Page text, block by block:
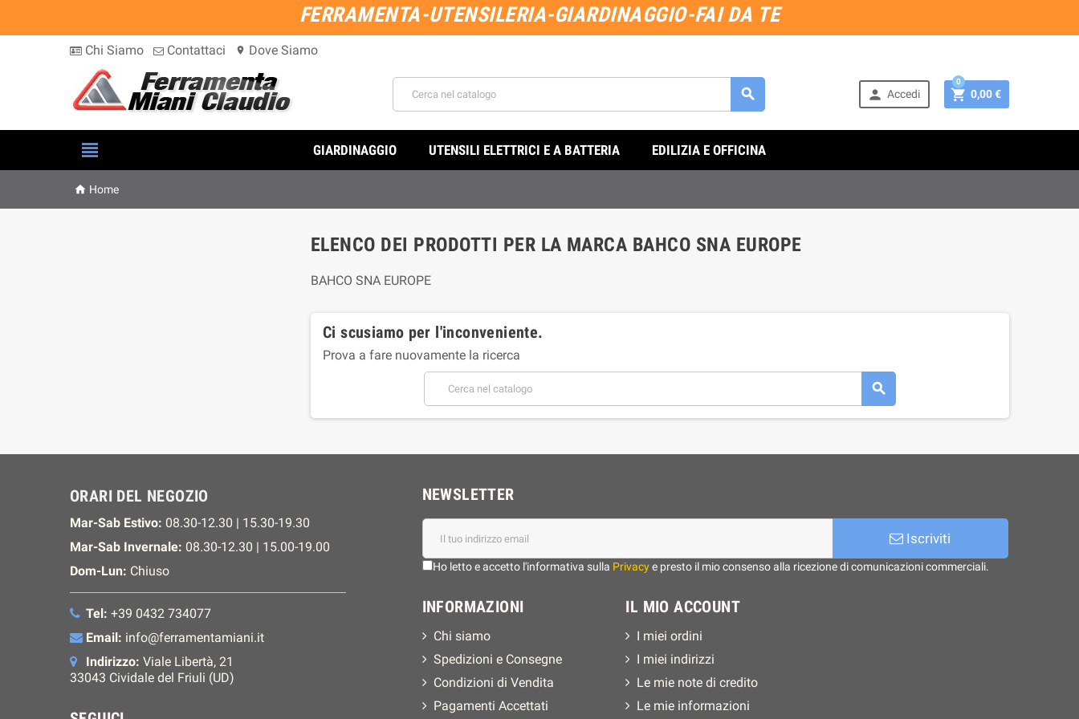
FERRAMENTA-UTENSILERIA-GIARDINAGGIO-FAI DA TE
Chi Siamo Contattaci location_on Dove Siamo
  Accedi  0,00 €
0
 GIARDINAGGIO UTENSILI ELETTRICI E A BATTERIA EDILIZIA E OFFICINA
 Home
ELENCO DEI PRODOTTI PER LA MARCA BAHCO SNA EUROPE
BAHCO SNA EUROPE
Ci scusiamo per l'inconveniente.
Prova a fare nuovamente la ricerca

ORARI DEL NEGOZIO
Mar-Sab Estivo: 08.30-12.30 | 15.30-19.30
Mar-Sab Invernale: 08.30-12.30 | 15.00-19.00
Dom-Lun: Chiuso
Tel: +39 0432 734077
Email: info@ferramentamiani.it
Indirizzo: Viale Libertà, 21
33043 Cividale del Friuli (UD)
NEWSLETTER
Iscriviti
Ho letto e accetto l'informativa sulla Privacye presto il mio consenso alla ricezione di comunicazioni commerciali.
INFORMAZIONI
Chi siamo
Spedizioni e Consegne
Condizioni di Vendita
Pagamenti Accettati
IL MIO ACCOUNT
I miei ordini
I miei indirizzi
Le mie note di credito
Le mie informazioni